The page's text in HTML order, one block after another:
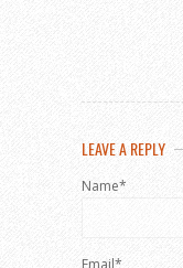
LEAVE A REPLY
Name*
Email*